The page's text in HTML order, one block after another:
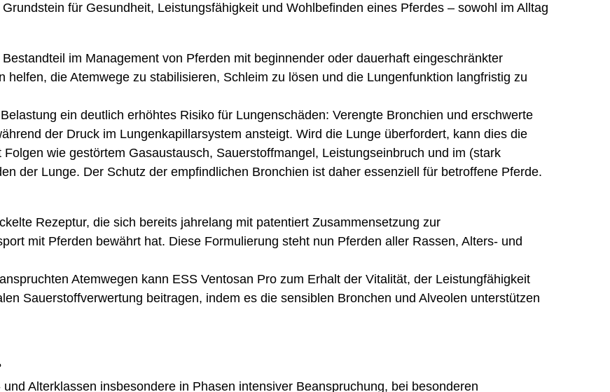
für Gesundheit, Leistungsfähigkeit und Wohlbefinden eines Pferdes – sowohl im Alltag
im Management von Pferden mit beginnender oder dauerhaft eingeschränkter
helfen, die Atemwege zu stabilisieren, Schleim zu lösen und die Lungenfunktion langfristig zu
ein deutlich erhöhtes Risiko für Lungenschäden: Verengte Bronchien und erschwerte
der Druck im Lungenkapillarsystem ansteigt. Wird die Lunge überfordert, kann dies die
wie gestörtem Gasaustausch, Sauerstoffmangel, Leistungseinbruch und im (stark
der Lunge. Der Schutz der empfindlichen Bronchien ist daher essenziell für betroffene Pferde.
Rezeptur, die sich bereits jahrelang mit patentiert Zusammensetzung zur
mit Pferden bewährt hat. Diese Formulierung steht nun Pferden aller Rassen, Alters- und
Atemwegen kann ESS Ventosan Pro zum Erhalt der Vitalität, der Leistungfähigkeit
Sauerstoffverwertung beitragen, indem es die sensiblen Bronchen und Alveolen unterstützen
Alterklassen insbesondere in Phasen intensiver Beanspruchung, bei besonderen